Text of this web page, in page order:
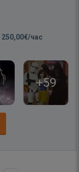
250,00€/час
+59